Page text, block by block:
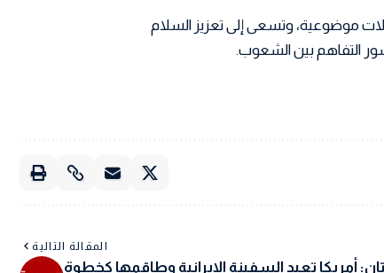
موضوعية، وتسعى إلى تعزيز السلام
التفاهم بين الشعوب.
المقالة التالية
أمريكا تعيد السفينة الإيرانية وطاقمها كخطوة